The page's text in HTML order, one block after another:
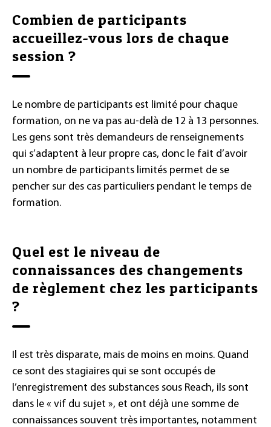
Combien de participants
accueillez-vous lors de chaque
session ?
Le nombre de participants est limité pour chaque
formation, on ne va pas au-delà de 12 à 13 personnes.
Les gens sont très demandeurs de renseignements
qui s’adaptent à leur propre cas, donc le fait d’avoir
un nombre de participants limités permet de se
pencher sur des cas particuliers pendant le temps de
formation.
Quel est le niveau de
connaissances des changements
de règlement chez les participants
?
Il est très disparate, mais de moins en moins. Quand
ce sont des stagiaires qui se sont occupés de
l’enregistrement des substances sous Reach, ils sont
dans le « vif du sujet », et ont déjà une somme de
connaissances souvent très importantes, notamment